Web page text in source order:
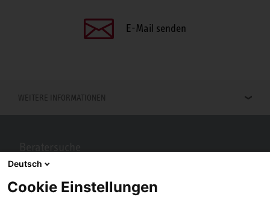
E-Mail senden
WEITERE INFORMATIONEN
Berater in Ihrer Nähe gesucht? Mit STIEBEL ELTRON kein Problem.
Deutsch
Cookie Einstellungen